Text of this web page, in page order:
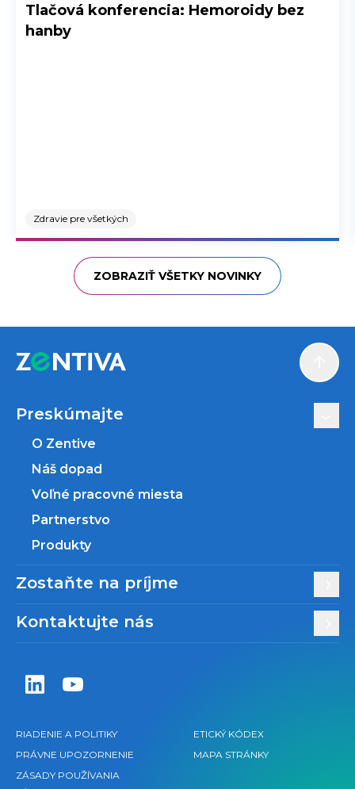
Tlačová konferencia: Hemoroidy bez
hanby
Zdravie pre všetkých
ZOBRAZIŤ VŠETKY NOVINKY
Zentiva LinkedIn
Zentiva YouTube
Preskúmajte
O Zentive
Náš dopad
Voľné pracovné miesta
Partnerstvo
Produkty
Zostaňte na príjme
Kontaktujte nás
RIADENIE A POLITIKY
PRÁVNE UPOZORNENIE
ZÁSADY POUŽÍVANIA
ETICKÝ KÓDEX
MAPA STRÁNKY